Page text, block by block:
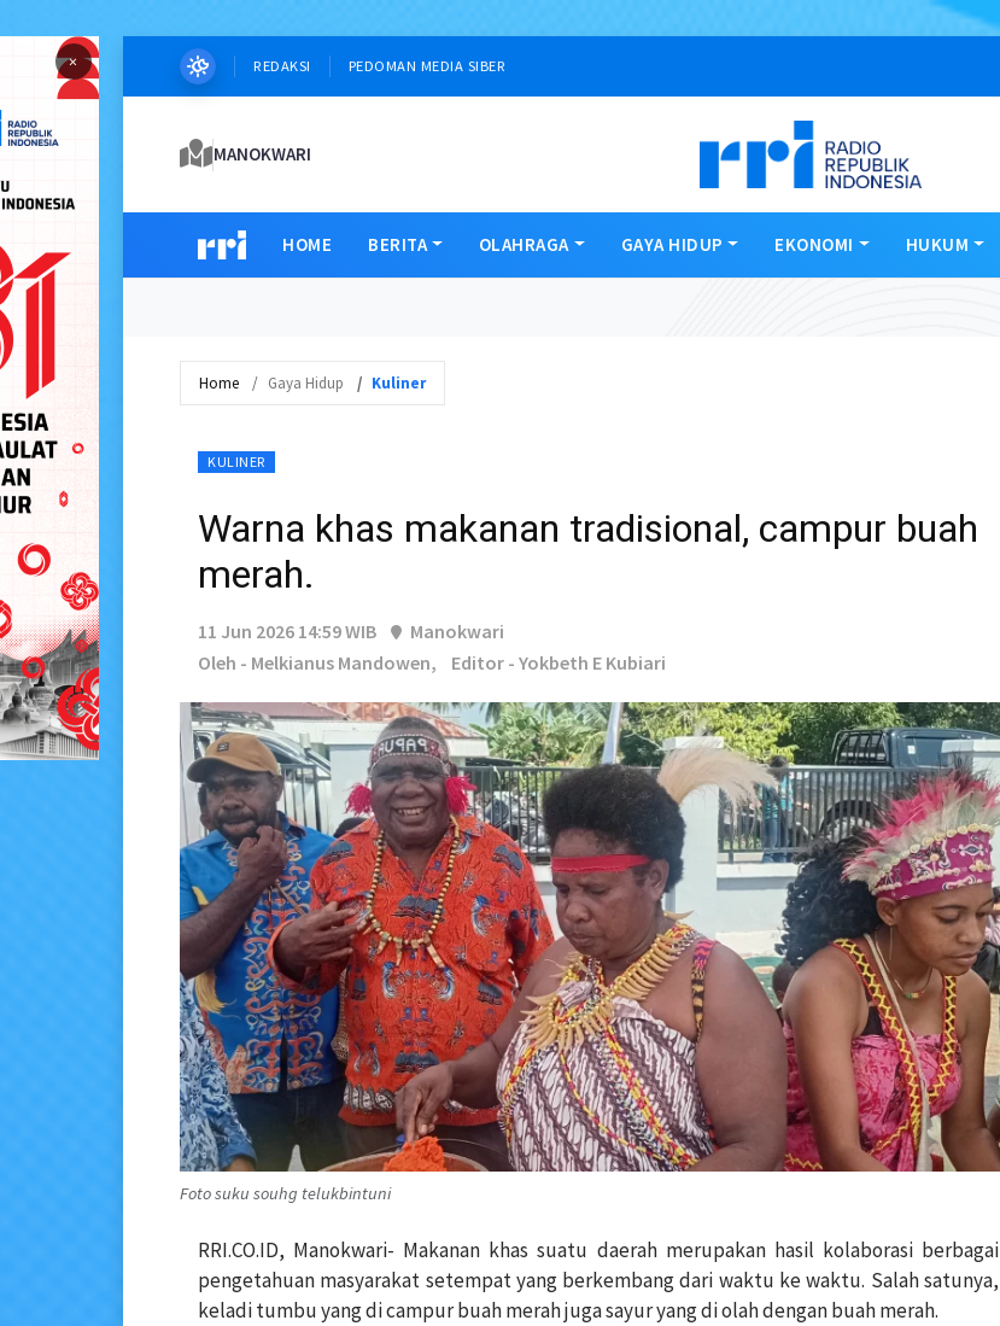
× REDAKSI PEDOMAN MEDIA SIBER
MANOKWARI
HOME BERITA OLAHRAGA GAYA HIDUP EKONOMI HUKUM
Home Gaya Hidup Kuliner
KULINER
Warna khas makanan tradisional, campur buah
merah.
11 Jun 2026 14:59 WIB
Manokwari
Oleh - Melkianus Mandowen,
Editor - Yokbeth E Kubiari
Foto suku souhg telukbintuni
RRI.CO.ID, Manokwari- Makanan khas suatu daerah merupakan hasil kolaborasi berbagai
pengetahuan masyarakat setempat yang berkembang dari waktu ke waktu. Salah satunya,
keladi tumbu yang di campur buah merah juga sayur yang di olah dengan buah merah.